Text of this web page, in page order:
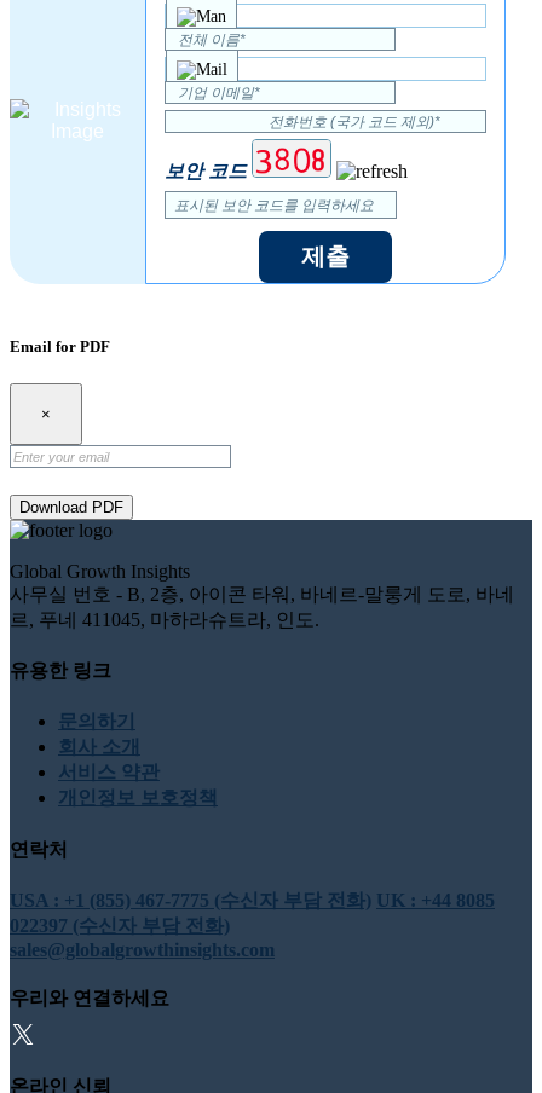
보안 코드
제출
Email for PDF
×
Download PDF
Global Growth Insights
사무실 번호 - B, 2층, 아이콘 타워, 바네르-말룽게 도로, 바네
르, 푸네 411045, 마하라슈트라, 인도.
유용한 링크
문의하기
회사 소개
서비스 약관
개인정보 보호정책
연락처
USA : +1 (855) 467-7775 (수신자 부담 전화) UK : +44 8085
022397 (수신자 부담 전화)
sales@globalgrowthinsights.com
우리와 연결하세요
온라인 신뢰